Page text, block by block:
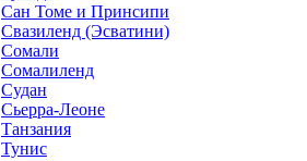
Сан Томе и Принсипи
Свазиленд (Эсватини)
Сомали
Сомалиленд
Судан
Сьерра-Леоне
Танзания
Тунис